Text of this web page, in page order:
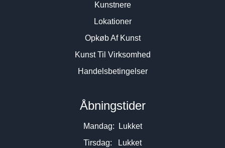
Kunstnere
Lokationer
Opkøb Af Kunst
Kunst Til Virksomhed
Handelsbetingelser
Åbningstider
Mandag: Lukket
Tirsdag: Lukket